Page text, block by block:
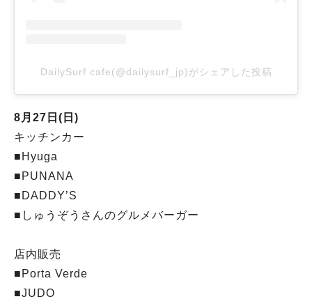
DailySurf cafe(@dailysurf_jp)がシェアした投稿
8月27日(日)
キッチンカー
■Hyuga
■PUNANA
■DADDY’S
■しゅうぞうさんのグルメバーガー
店内販売
■Porta Verde
■JUDO